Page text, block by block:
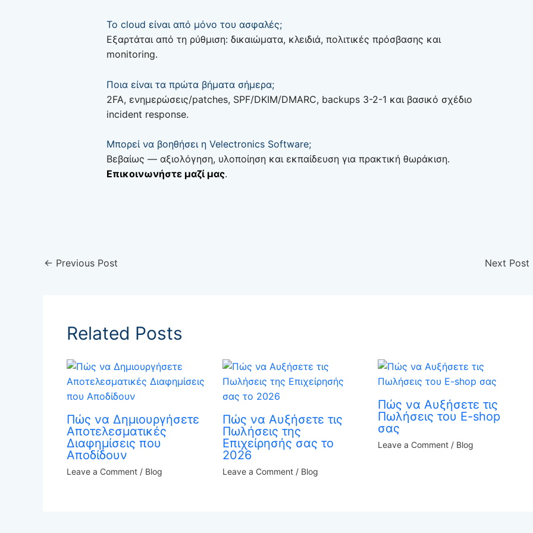
Το cloud είναι από μόνο του ασφαλές;
Εξαρτάται από τη ρύθμιση: δικαιώματα, κλειδιά, πολιτικές πρόσβασης και
monitoring.
Ποια είναι τα πρώτα βήματα σήμερα;
2FA, ενημερώσεις/patches, SPF/DKIM/DMARC, backups 3-2-1 και βασικό σχέδιο
incident response.
Μπορεί να βοηθήσει η Velectronics Software;
Βεβαίως — αξιολόγηση, υλοποίηση και εκπαίδευση για πρακτική θωράκιση.
Επικοινωνήστε μαζί μας.
← Previous Post Next Post
Related Posts
Πώς να Δημιουργήσετε
Αποτελεσματικές
Διαφημίσεις που
Αποδίδουν
Leave a Comment / Blog
Πώς να Αυξήσετε τις
Πωλήσεις της
Επιχείρησής σας το
2026
Leave a Comment / Blog
Πώς να Αυξήσετε τις
Πωλήσεις του E-shop
σας
Leave a Comment / Blog